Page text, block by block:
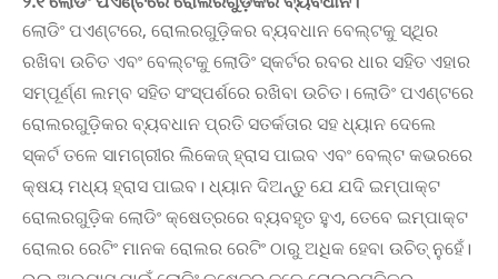
ଲୋଡିଂ ପଏଣ୍ଟରେ, ରୋଲରଗୁଡ଼ିକର ବ୍ୟବଧାନ ବେଲ୍ଟକୁ ସ୍ଥିର
ରଖିବା ଉଚିତ ଏବଂ ବେଲ୍ଟକୁ ଲୋଡିଂ ସ୍କର୍ଟର ରବର ଧାର ସହିତ ଏହାର
ସମ୍ପୂର୍ଣ୍ଣ ଲମ୍ବ ସହିତ ସଂସ୍ପର୍ଶରେ ରଖିବା ଉଚିତ। ଲୋଡିଂ ପଏଣ୍ଟରେ
ରୋଲରଗୁଡ଼ିକର ବ୍ୟବଧାନ ପ୍ରତି ସତର୍କତାର ସହ ଧ୍ୟାନ ଦେଲେ
ସ୍କର୍ଟ ତଳେ ସାମଗ୍ରୀର ଲିକେଜ୍ ହ୍ରାସ ପାଇବ ଏବଂ ବେଲ୍ଟ କଭରରେ
କ୍ଷୟ ମଧ୍ୟ ହ୍ରାସ ପାଇବ। ଧ୍ୟାନ ଦିଅନ୍ତୁ ଯେ ଯଦି ଇମ୍ପାକ୍ଟ
ରୋଲରଗୁଡ଼ିକ ଲୋଡିଂ କ୍ଷେତ୍ରରେ ବ୍ୟବହୃତ ହୁଏ, ତେବେ ଇମ୍ପାକ୍ଟ
ରୋଲର ରେଟିଂ ମାନକ ରୋଲର ରେଟିଂ ଠାରୁ ଅଧିକ ହେବା ଉଚିତ୍ ନୁହେଁ।